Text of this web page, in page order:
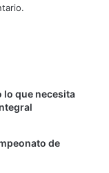
lo que necesita
de